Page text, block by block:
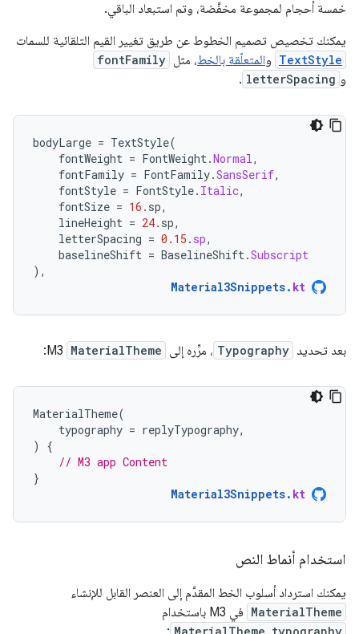
خمسة أحجام لمجموعة مخفَّضة، وتم استبعاد الباقي.
يمكنك تخصيص تصميم الخطوط عن طريق تغيير القيم التلقائية للسمات
TextStyle والمتعلّقة بالخط، مثل fontFamily
و letterSpacing
.
bodyLarge = TextStyle(
fontWeight = FontWeight.Normal,
fontFamily = FontFamily.SansSerif,
fontStyle = FontStyle. Italic,
fontSize = 16. sp,
lineHeight = 24. sp,
letterSpacing = 0.15 . sp,
baselineShift = BaselineShift.Subscript
),
Material3Snippets. kt
بعد تحديد Typography ، مرِّره إلى MaterialTheme
MaterialTheme(
typography = replyTypography,
)
{
// M3 app Content
}
Material3Snippets. kt
استخدام أنماط النص
يمكنك استرداد أسلوب الخط المقدَّم إلى العنصر القابل للإنشاء
MaterialTheme في M3 باستخدام